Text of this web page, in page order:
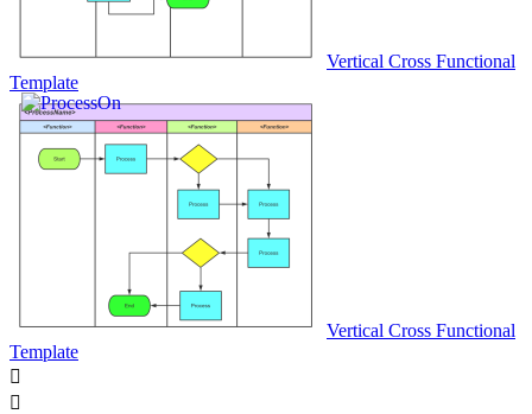
Vertical Cross Functional
Template
Vertical Cross Functional
Template

